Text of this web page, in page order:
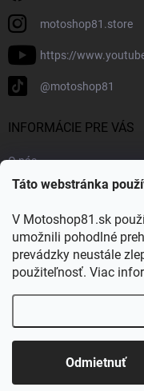
Táto webstránka
V Motoshop81.sk
umožnili pohodlné
prevádzky neustále
použiteľnosť. Viac
Odmietnuť
motoshop81.store
https://
@motoshop81
INFORMÁCIE PRE VÁS
O nás
Doprava a platba
Blog
Obľúbené kategórie
Copyright 2026